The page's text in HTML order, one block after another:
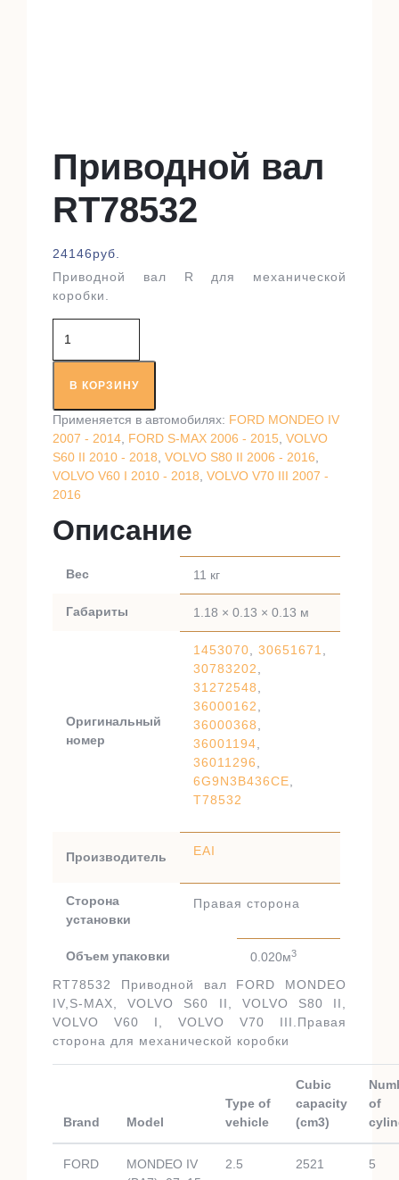
Приводной вал
RT78532
24146руб.
Приводной вал R для механической
коробки.
товара
Приводной
валВ КОРЗИНУ
Применяется в автомобилях: FORD MONDEO IV
2007 - 2014 FORD S-MAX 2006 - 2015 VOLVO
S60 II 2010 - 2018 VOLVO S80 II 2006 - 2016
VOLVO V60 I 2010 - 2018 VOLVO V70 III 2007 -
2016
Описание
Вес 11 кг
Габариты 1.18 × 0.13 × 0.13 м
Оригинальный
номер
1453070 30651671
30783202
31272548
36000162
36000368
36001194
36011296
6G9N3B436CE
T78532
Производитель EAI
Сторона
установки
Правая сторона
Объем упаковки 0.020м3
RT78532 Приводной вал FORD MONDEO
IV,S-MAX, VOLVO S60 II, VOLVO S80 II,
VOLVO V60 I, VOLVO V70 III.Правая
сторона для механической коробки
Brand Model
Type of
vehicle
Cubic
capacity
(cm3)
of
FORD
MONDEO IV
2.5 2521 5